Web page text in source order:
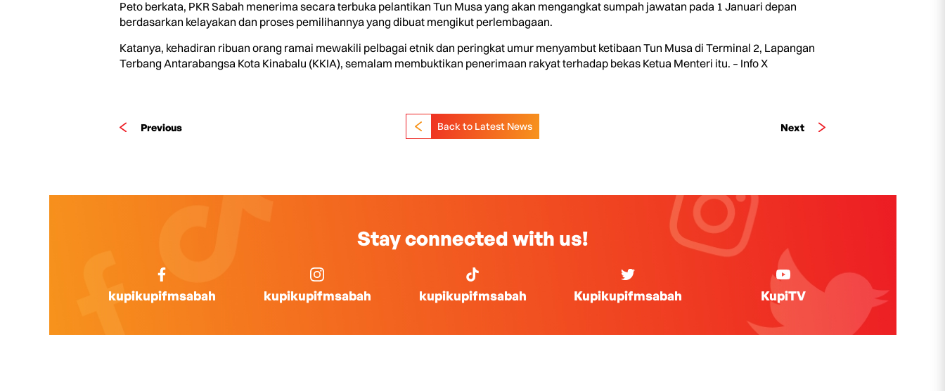
Peto berkata, PKR Sabah menerima secara terbuka pelantikan Tun Musa yang akan mengangkat sumpah jawatan pada 1 Januari depan
berdasarkan kelayakan dan proses pemilihannya yang dibuat mengikut perlembagaan.
Katanya, kehadiran ribuan orang ramai mewakili pelbagai etnik dan peringkat umur menyambut ketibaan Tun Musa di Terminal 2, Lapangan
Terbang Antarabangsa Kota Kinabalu (KKIA), semalam membuktikan penerimaan rakyat terhadap bekas Ketua Menteri itu. – Info X
Previous Next
Back to Latest News
Stay connected with us!
kupikupifmsabah kupikupifmsabah kupikupifmsabah Kupikupifmsabah KupiTV